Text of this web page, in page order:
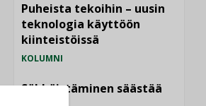
Puheista tekoihin – uusin
teknologia käyttöön
kiinteistöissä
KOLUMNI
Sähköistäminen säästää